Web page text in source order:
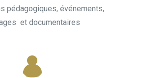
pédagogiques, événements,
et documentaires